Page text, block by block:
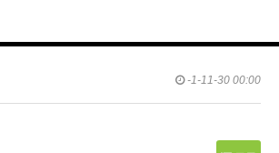
-1-11-30 00:00